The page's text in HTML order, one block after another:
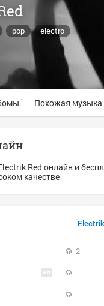
pop electro
1 Похожая музыка
Red онлайн и
качестве
2